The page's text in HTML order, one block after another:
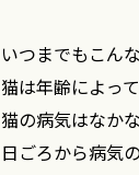
いつまでもこん
猫は年齢によっ
猫の病気はなか
日ごろから病気